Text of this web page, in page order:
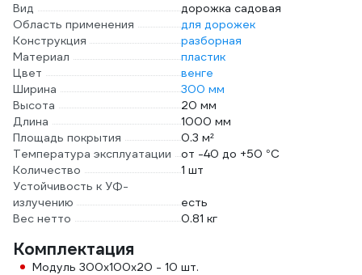
Вид
дорожка садовая
Область применения
для дорожек
Конструкция
разборная
Материал
пластик
Цвет
венге
Ширина
300 мм
Высота
20 мм
Длина
1000 мм
Площадь покрытия
0.3 м²
Температура эксплуатации
от -40 до +50 °С
Количество
1 шт
Устойчивость к УФ-
излучению
есть
Вес нетто
0.81 кг
Комплектация
Модуль 300х100х20 - 10 шт.